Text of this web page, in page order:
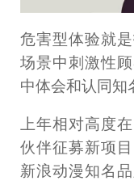
危害型体验就
场景中刺激性
中体会和认同知
上年相对高度
伙伴征募新项
新浪动漫知名